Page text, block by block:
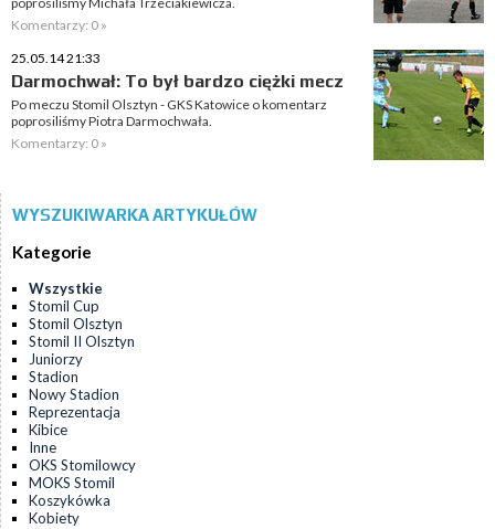
Komentarzy: 0 »
25.05.14 21:33
Darmochwał: To był bardzo ciężki mecz
Po meczu Stomil Olsztyn - GKS Katowice o komentarz
poprosiliśmy Piotra Darmochwała.
Komentarzy: 0 »
WYSZUKIWARKA ARTYKUŁÓW
Kategorie
Wszystkie
Stomil Cup
Stomil Olsztyn
Stomil II Olsztyn
Juniorzy
Stadion
Nowy Stadion
Reprezentacja
Kibice
Inne
OKS Stomilowcy
MOKS Stomil
Koszykówka
Kobiety